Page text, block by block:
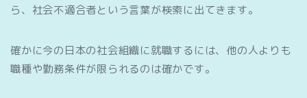
ら、社会不適合者という言葉が検索に出てきます。
確かに今の日本の社会組織に就職するには、他の人よりも
職種や勤務条件が限られるのは確かです。